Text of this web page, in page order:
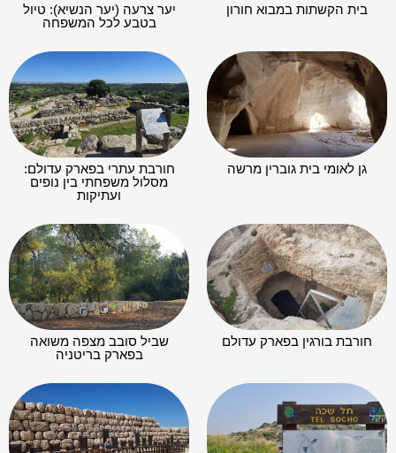
בית הקשתות במבוא חורון
יער צרעה (יער הנשיא): טיול
בטבע לכל המשפחה
גן לאומי בית גוברין מרשה
חורבת עתרי בפארק עדולם:
מסלול משפחתי בין נופים
ועתיקות
חורבת בורגין בפארק עדולם
שביל סובב מצפה משואה
בפארק בריטניה